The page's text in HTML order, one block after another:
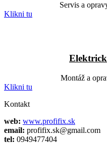
Servis a
Klikni tu
Montáž a
Klikni tu
Kontakt
web: www.profifix.sk
email: profifix.sk@gmail.com
tel: 0949477404